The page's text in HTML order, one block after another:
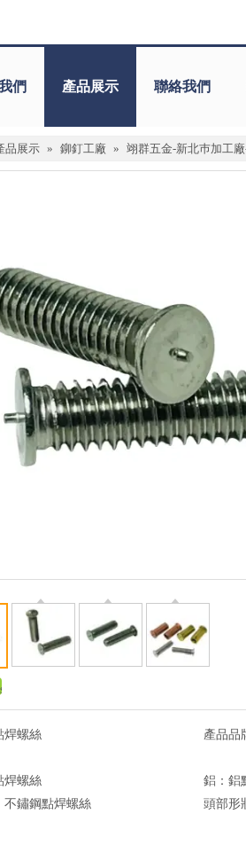
們 產品展示 聯絡我們
品展示 » 鉚釘工廠 » 翊群五金-新北巿加工
焊螺絲 產品品
焊螺絲
鋁： 鋁
不鏽鋼點焊螺絲 頭部形